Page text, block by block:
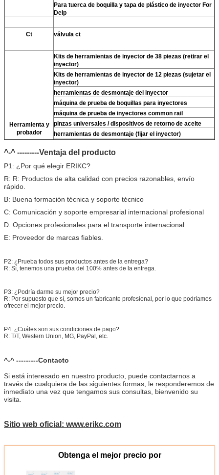
Para tuerca de boquilla y tapa de plástico de inyector For
Delp
Ct válvula ct
Herramienta y
probador
Kits de herramientas de inyector de 38 piezas (retirar el
inyector)
Kits de herramientas de inyector de 12 piezas (sujetar el
inyector)
herramientas de desmontaje del inyector
máquina de prueba de boquillas para inyectores
máquina de prueba de inyectores common rail
pinzas universales / dispositivos de retorno de aceite
herramientas de desmontaje (fijar el inyector)
denso)
limpiador ultrasónico (limpiar la suciedad del inyector)
Kits de prueba multifunción de inyectores CR
BOS/Para denso/Para For Delp/Para ct piezo)
^-^ ---------Ventaja del producto
P1: ¿Por qué elegir ERIKC?
R: R: Productos de alta calidad con precios razonables, envío
rápido.
B: Buena formación técnica y soporte técnico
C: Comunicación y soporte empresarial internacional profesional
D: Opciones profesionales para el transporte internacional
E: Proveedor de marcas fiables.
P2: ¿Prueba todos sus productos antes de la entrega?
R: Sí, tenemos una prueba del 100% antes de la entrega.
P3: ¿Podría darme su mejor precio?
R: Por supuesto que sí, somos un fabricante profesional, por lo que podríamos
ofrecer el mejor precio.
P4: ¿Cuáles son sus condiciones de pago?
R: T/T, Western Union, MG, PayPal, etc.
^-^ ---------Contacto
Si está interesado en nuestro producto, puede contactarnos a
través de cualquiera de las siguientes formas, le responderemos de
inmediato una vez que tengamos sus consultas, bienvenido su
visita.
Sitio web oficial: www.erikc.com
Obtenga el mejor precio por